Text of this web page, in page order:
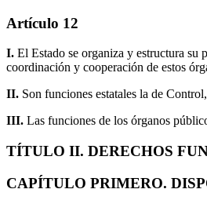
Artículo 12
I. El Estado se organiza y estructura su
coordinación y cooperación de estos
II. Son funciones estatales la de
III. Las funciones de los órganos
TÍTULO II. DERECHOS
CAPÍTULO PRIMERO.